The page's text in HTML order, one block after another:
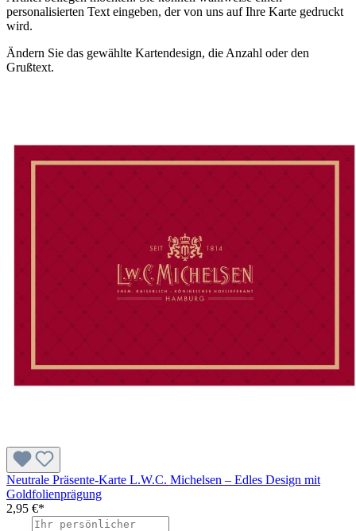
personalisierten Text eingeben, der von uns auf Ihre Karte gedruckt
wird.
Ändern Sie das gewählte Kartendesign, die Anzahl oder den
Grußtext.
Neutrale Präsente-Karte L.W.C. Michelsen – Edles Design mit
Goldfolienprägung
2,95 €*